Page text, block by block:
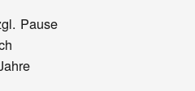
Pause